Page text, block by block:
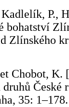
P.,
bohatství
Zlínského
Chobot, K.
druhů České
35: 1–178.